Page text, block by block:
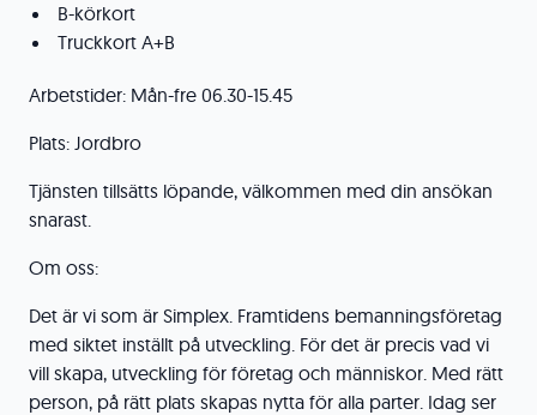
B-körkort
Truckkort A+B
Arbetstider: Mån-fre 06.30-15.45
Plats: Jordbro
Tjänsten tillsätts löpande, välkommen med din ansökan
snarast.
Om oss:
Det är vi som är Simplex. Framtidens bemanningsföretag
med siktet inställt på utveckling. För det är precis vad vi
vill skapa, utveckling för företag och människor. Med rätt
person, på rätt plats skapas nytta för alla parter. Idag ser